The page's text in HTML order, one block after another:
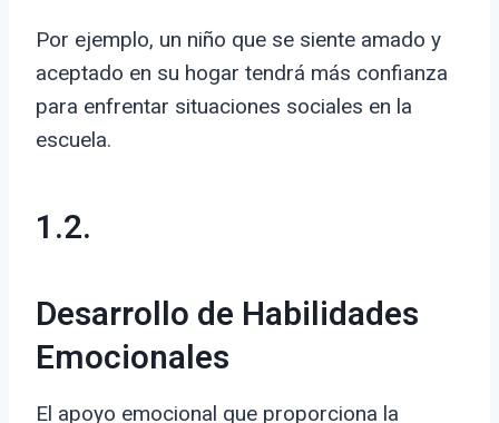
Por ejemplo, un niño que se siente amado y
aceptado en su hogar tendrá más confianza
para enfrentar situaciones sociales en la
escuela.
1.2.
Desarrollo de Habilidades
Emocionales
El apoyo emocional que proporciona la